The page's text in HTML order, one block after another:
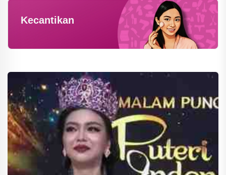
Kecantikan